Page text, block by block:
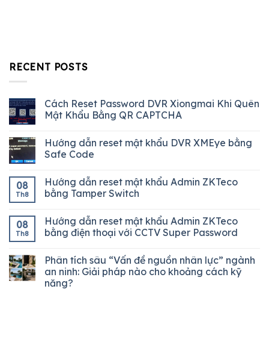
RECENT POSTS
Cách Reset Password DVR Xiongmai Khi Quên
Mật Khẩu Bằng QR CAPTCHA
Hướng dẫn reset mật khẩu DVR XMEye bằng
Safe Code
08
Th8
Hướng dẫn reset mật khẩu Admin ZKTeco
bằng Tamper Switch
08
Th8
Hướng dẫn reset mật khẩu Admin ZKTeco
bằng điện thoại với CCTV Super Password
Phân tích sâu “Vấn đề nguồn nhân lực” ngành
an ninh: Giải pháp nào cho khoảng cách kỹ
năng?